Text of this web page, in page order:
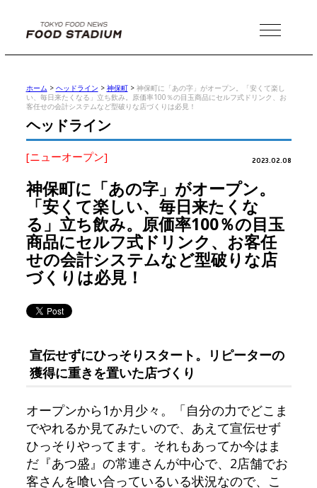
MENU
ホーム > ヘッドライン > 神保町> 神保町に「あの字」がオープン。「安くて楽し
い、毎日来たくなる」立ち飲み。原価率100％の目玉商品にセルフ式ドリンク、お
客任せの会計システムなど型破りな店づくりは必見！
ヘッドライン
[ニューオープン] 2023.02.08
神保町に「あの字」がオープン。
「安くて楽しい、毎日来たくな
る」立ち飲み。原価率100％の目玉
商品にセルフ式ドリンク、お客任
せの会計システムなど型破りな店
づくりは必見！
宣伝せずにひっそりスタート。リピーターの
獲得に重きを置いた店づくり
オープンから1か月少々。「自分の力でどこま
でやれるか見てみたいので、あえて宣伝せず
ひっそりやってます。それもあってか今はま
だ『あつ盛』の常連さんが中心で、2店舗でお
客さんを喰い合っているいる状況なので、こ